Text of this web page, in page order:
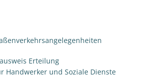
Erteilung
Handwerker und Soziale Dienste